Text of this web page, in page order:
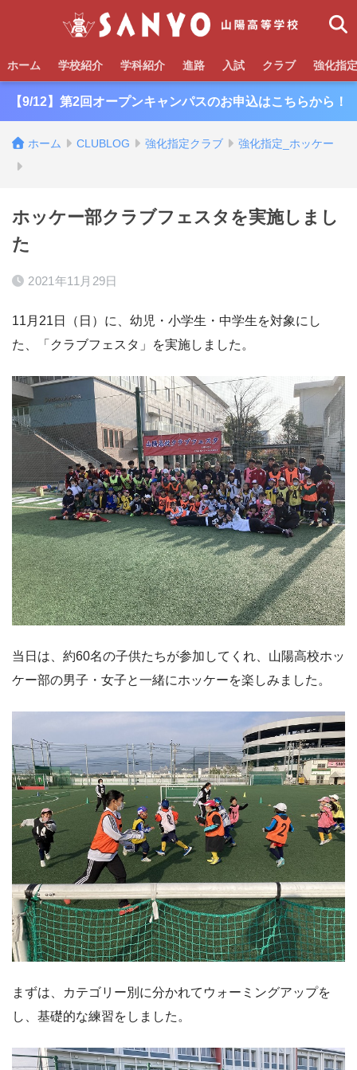
ホーム 学校紹介 学科紹介 進路 入試 クラブ 強化指
【9/12】第2回オープンキャンパスのお申込はこちらから！
ホーム CLUBLOG 強化指定クラブ 強化指定_ホッケー
ホッケー部クラブフェスタを実施しまし
た
2021年11月29日
11月21日（日）に、幼児・小学生・中学生を対象にし
た、「クラブフェスタ」を実施しました。
当日は、約60名の子供たちが参加してくれ、山陽高校ホッ
ケー部の男子・女子と一緒にホッケーを楽しみました。
まずは、カテゴリー別に分かれてウォーミングアップを
し、基礎的な練習をしました。